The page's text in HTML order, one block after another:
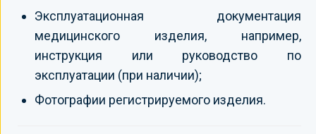
Эксплуатационная документация
медицинского изделия, например,
инструкция или руководство по
эксплуатации (при наличии);
Фотографии регистрируемого изделия.